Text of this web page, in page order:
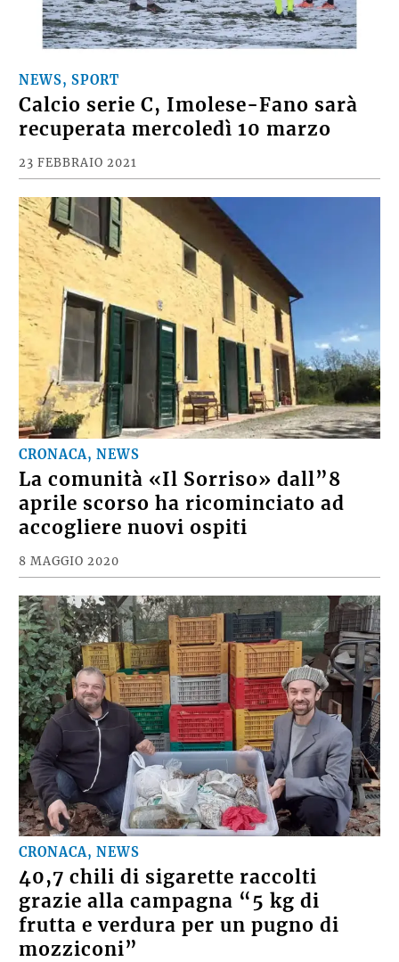
NEWS, SPORT
Calcio serie C, Imolese-Fano sarà
recuperata mercoledì 10 marzo
23 FEBBRAIO 2021
CRONACA, NEWS
La comunità «Il Sorriso» dall”8
aprile scorso ha ricominciato ad
accogliere nuovi ospiti
8 MAGGIO 2020
CRONACA, NEWS
40,7 chili di sigarette raccolti
grazie alla campagna “5 kg di
frutta e verdura per un pugno di
mozziconi”